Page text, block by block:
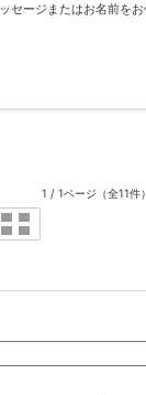
ッセージまたはお名前を
1 / 1ページ （全11件）